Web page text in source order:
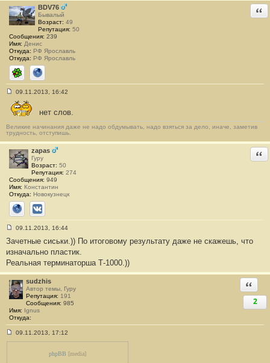
н
и
е
#
1
3
2
BDV76
Бывалый
Возраст: 49
Репутация: 50
Сообщения: 239
Имя: Денис
Откуда: РФ Ярославль
Откуда: РФ Ярославль
ICQ Сайт
о
о
щ
е
н
и
е
#
1
3
3
09.11.2013, 16:42
нет слов.
Великие начинания даже не надо обдумывать, надо взяться за дело, иначе, заметив
трудность, отступишь.
zapas
Гуру
Возраст: 50
Репутация: 274
Сообщения: 949
Имя: Константин
Откуда: Новокузнецк
СайтВКонтакте
о
б
щ
н
и
е
#
3
4
09.11.2013, 16:44
Зачетные сиськи.)) По итоговому результату даже не скажешь, что
изначально пластик.
Реальная терминаторша Т-1000.))
sudzhis
Автор темы, Гуру
Репутация: 191
Сообщения: 985
Имя: Ignus
Откуда:
2
09.11.2013, 17:12
phpBB [media]